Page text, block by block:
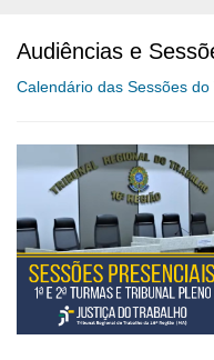
Audiências e
Calendário das Sessões